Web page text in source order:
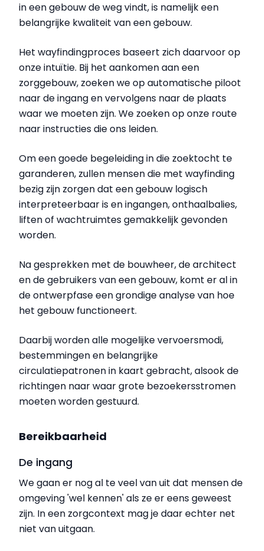
in een gebouw de weg vindt, is namelijk een
belangrijke kwaliteit van een gebouw.
Het wayfindingproces baseert zich daarvoor op
onze intuïtie. Bij het aankomen aan een
zorggebouw, zoeken we op automatische piloot
naar de ingang en vervolgens naar de plaats
waar we moeten zijn. We zoeken op onze route
naar instructies die ons leiden.
Om een goede begeleiding in die zoektocht te
garanderen, zullen mensen die met wayfinding
bezig zijn zorgen dat een gebouw logisch
interpreteerbaar is en ingangen, onthaalbalies,
liften of wachtruimtes gemakkelijk gevonden
worden.
Na gesprekken met de bouwheer, de architect
en de gebruikers van een gebouw, komt er al in
de ontwerpfase een grondige analyse van hoe
het gebouw functioneert.
Daarbij worden alle mogelijke vervoersmodi,
bestemmingen en belangrijke
circulatiepatronen in kaart gebracht, alsook de
richtingen naar waar grote bezoekersstromen
moeten worden gestuurd.
Bereikbaarheid
De ingang
We gaan er nog al te veel van uit dat mensen de
omgeving 'wel kennen' als ze er eens geweest
zijn. In een zorgcontext mag je daar echter net
niet van uitgaan.